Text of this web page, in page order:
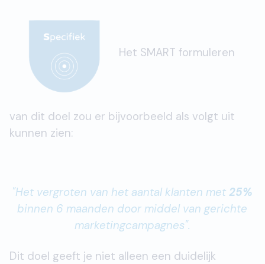
Het SMART formuleren
van dit doel zou er bijvoorbeeld als volgt uit
kunnen zien:
"Het vergroten van het aantal klanten met25%
binnen 6 maanden door middel van gerichte
marketingcampagnes".
Dit doel geeft je niet alleen een duidelijk